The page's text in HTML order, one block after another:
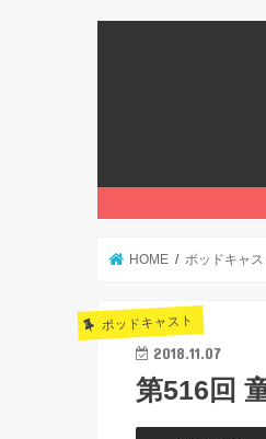
HOME ポッドキャス
ポッドキャスト
2018.11.07
第516回